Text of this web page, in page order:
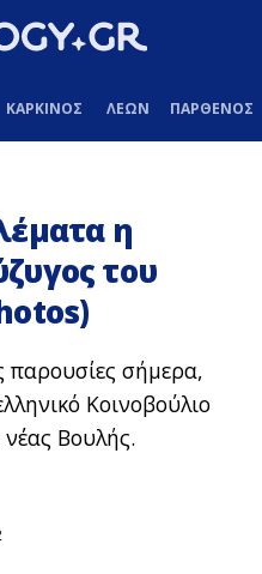
ΚΑΡΚΙΝΟΣ ΛΕΩΝ ΠΑΡΘΕΝΟΣ
η
του
παρουσίες σήμερα,
Κοινοβούλιο
Βουλής.